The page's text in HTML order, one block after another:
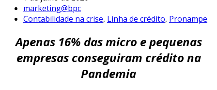
marketing@bpc
Contabilidade na crise, Linha de crédito, Pronampe
Apenas 16% das micro e pequenas
empresas conseguiram crédito na
Pandemia